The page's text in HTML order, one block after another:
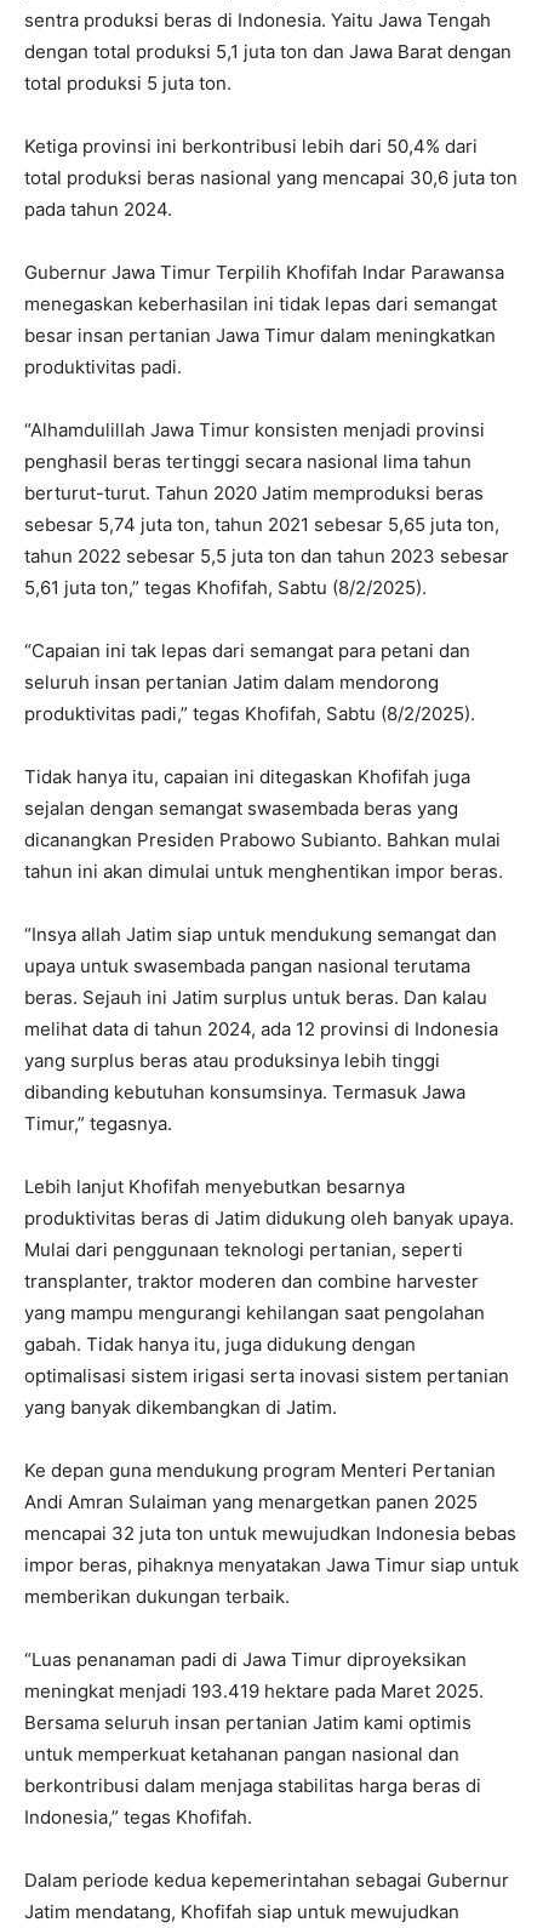
sentra produksi beras di Indonesia. Yaitu Jawa Tengah
dengan total produksi 5,1 juta ton dan Jawa Barat dengan
total produksi 5 juta ton.
Ketiga provinsi ini berkontribusi lebih dari 50,4% dari
total produksi beras nasional yang mencapai 30,6 juta ton
pada tahun 2024.
Gubernur Jawa Timur Terpilih Khofifah Indar Parawansa
menegaskan keberhasilan ini tidak lepas dari semangat
besar insan pertanian Jawa Timur dalam meningkatkan
produktivitas padi.
“Alhamdulillah Jawa Timur konsisten menjadi provinsi
penghasil beras tertinggi secara nasional lima tahun
berturut-turut. Tahun 2020 Jatim memproduksi beras
sebesar 5,74 juta ton, tahun 2021 sebesar 5,65 juta ton,
tahun 2022 sebesar 5,5 juta ton dan tahun 2023 sebesar
5,61 juta ton,” tegas Khofifah, Sabtu (8/2/2025).
“Capaian ini tak lepas dari semangat para petani dan
seluruh insan pertanian Jatim dalam mendorong
produktivitas padi,” tegas Khofifah, Sabtu (8/2/2025).
Tidak hanya itu, capaian ini ditegaskan Khofifah juga
sejalan dengan semangat swasembada beras yang
dicanangkan Presiden Prabowo Subianto. Bahkan mulai
tahun ini akan dimulai untuk menghentikan impor beras.
“Insya allah Jatim siap untuk mendukung semangat dan
upaya untuk swasembada pangan nasional terutama
beras. Sejauh ini Jatim surplus untuk beras. Dan kalau
melihat data di tahun 2024, ada 12 provinsi di Indonesia
yang surplus beras atau produksinya lebih tinggi
dibanding kebutuhan konsumsinya. Termasuk Jawa
Timur,” tegasnya.
Lebih lanjut Khofifah menyebutkan besarnya
produktivitas beras di Jatim didukung oleh banyak upaya.
Mulai dari penggunaan teknologi pertanian, seperti
transplanter, traktor moderen dan combine harvester
yang mampu mengurangi kehilangan saat pengolahan
gabah. Tidak hanya itu, juga didukung dengan
optimalisasi sistem irigasi serta inovasi sistem pertanian
yang banyak dikembangkan di Jatim.
Ke depan guna mendukung program Menteri Pertanian
Andi Amran Sulaiman yang menargetkan panen 2025
mencapai 32 juta ton untuk mewujudkan Indonesia bebas
impor beras, pihaknya menyatakan Jawa Timur siap untuk
memberikan dukungan terbaik.
“Luas penanaman padi di Jawa Timur diproyeksikan
meningkat menjadi 193.419 hektare pada Maret 2025.
Bersama seluruh insan pertanian Jatim kami optimis
untuk memperkuat ketahanan pangan nasional dan
berkontribusi dalam menjaga stabilitas harga beras di
Indonesia,” tegas Khofifah.
Dalam periode kedua kepemerintahan sebagai Gubernur
Jatim mendatang, Khofifah siap untuk mewujudkan